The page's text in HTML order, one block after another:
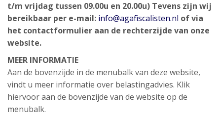
t/m vrijdag tussen 09.00u en 20.00u) Tevens zijn wij
bereikbaar per e-mail: info@agafiscalisten.nl of via
het contactformulier aan de rechterzijde van onze
website.
MEER INFORMATIE
Aan de bovenzijde in de menubalk van deze website,
vindt u meer informatie over belastingadvies. Klik
hiervoor aan de bovenzijde van de website op de
menubalk.